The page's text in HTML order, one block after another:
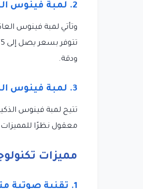
2. لمبة فينوس الليد العاكسة 18 وات
ودقة.
3. لمبة فينوس الذكية واي فاي 10 وات
تتيح لمبة فينوس
معقول نظرًا للمميزات التي توفرها ويصل إلى 240
مميزات
1. تقنية صوتية متقدمة